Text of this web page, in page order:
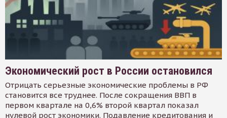
Экономический рост в России остановился
Отрицать серьезные экономические проблемы в РФ
становится все труднее. После сокращения ВВП в
первом квартале на 0,6% второй квартал показал
нулевой рост экономики. Подавление кредитования и